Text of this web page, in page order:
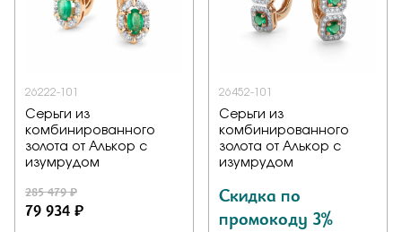
26222-101
Серьги из
комбинированного
золота от Алькор с
изумрудом
285 479 ₽
79 934 ₽
26452-101
Серьги из
комбинированного
золота от Алькор с
изумрудом
Скидка по
промокоду 3%